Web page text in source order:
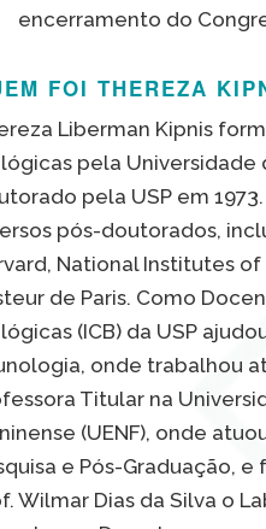
encerramento do
FOI THEREZA
Liberman Kipnis
pela Universidade
pela USP em
pós-doutorados,
National Institutes
de Paris. Como
(ICB) da USP
onde trabalhou
Titular na
(UENF), onde
e Pós-Graduação,
Wilmar Dias da Silva o